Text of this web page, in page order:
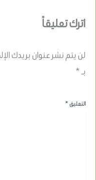
اترك تعليقاً
لن يتم نشر عنوان بريدك
بـ*
التعليق*